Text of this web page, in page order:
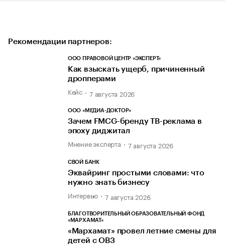
Рекомендации партнеров:
ООО ПРАВОВОЙ ЦЕНТР «ЭКСПЕРТ»
Как взыскать ущерб, причиненный
дропперами
Кейс 7 августа 2026
ООО «МЕДИА-ДОКТОР»
Зачем FMCG-бренду ТВ-реклама в
эпоху диджитал
Мнение эксперта 7 августа 2026
СВОЙ БАНК
Эквайринг простыми словами: что
нужно знать бизнесу
Интервью 7 августа 2026
БЛАГОТВОРИТЕЛЬНЫЙ ОБРАЗОВАТЕЛЬНЫЙ ФОНД
«МАРХАМАТ»
«Мархамат» провел летние смены для
детей с ОВЗ